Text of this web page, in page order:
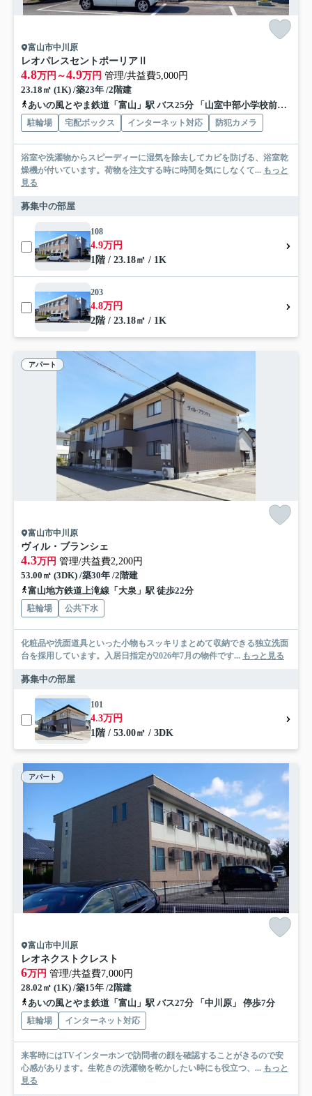
富山市中川原
レオパレスセントポーリアⅡ
4.8万円～4.9万円 管理/共益費5,000円
23.18㎡ (1K) /築23年 /2階建
あいの風とやま鉄道「富山」駅 バス25分 「山室中部小学校前」 停歩2分
駐輪場 宅配ボックス インターネット対応 防犯カメラ
浴室や洗濯物からスピーディーに湿気を除去してカビを防げる、浴室乾
燥機が付いています。荷物を注文する時に時間を気にしなくて... もっと
見る
募集中の部屋
108
4.9万円
1階 / 23.18㎡ / 1K
203
4.8万円
2階 / 23.18㎡ / 1K
アパート
富山市中川原
ヴィル・ブランシェ
4.3万円 管理/共益費2,200円
53.00㎡ (3DK) /築30年 /2階建
富山地方鉄道上滝線「大泉」駅 徒歩22分
駐輪場 公共下水
化粧品や洗面道具といった小物もスッキリまとめて収納できる独立洗面
台を採用しています。入居日指定が2026年7月の物件です... もっと見る
募集中の部屋
101
4.3万円
1階 / 53.00㎡ / 3DK
アパート
富山市中川原
レオネクストクレスト
6万円 管理/共益費7,000円
28.02㎡ (1K) /築15年 /2階建
あいの風とやま鉄道「富山」駅 バス27分 「中川原」 停歩7分
駐輪場 インターネット対応
来客時にはTVインターホンで訪問者の顔を確認することがきるので安
心感があります。生乾きの洗濯物を乾かしたい時にも役立つ、... もっと
見る